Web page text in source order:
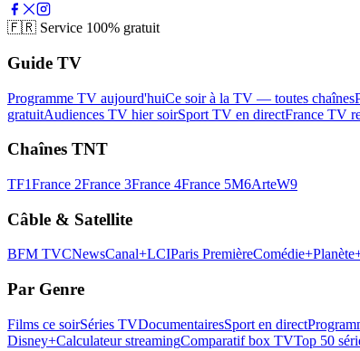
🇫🇷 Service 100% gratuit
Guide TV
Programme TV aujourd'huiCe soir à la TV — toutes chaînes
gratuitAudiences TV hier soirSport TV en directFrance TV
Chaînes TNT
TF1France 2France 3France 4France 5M6ArteW9
Câble & Satellite
BFM TVCNewsCanal+LCIParis PremièreComédie+
Par Genre
Films ce soirSéries TVDocumentairesSport en direct
Disney+Calculateur streamingComparatif box TVTop 50